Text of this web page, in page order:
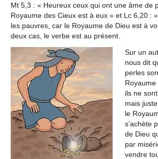
Mt 5,3 : « Heureux ceux qui ont une âme de
Royaume des Cieux est à eux » et Lc 6,20 :
les pauvres, car le Royaume de Dieu est à
deux cas, le verbe est au présent.
Sur un
nous dit
perles
ils ne
mais
le
s’achète
de Dieu
par
vendre